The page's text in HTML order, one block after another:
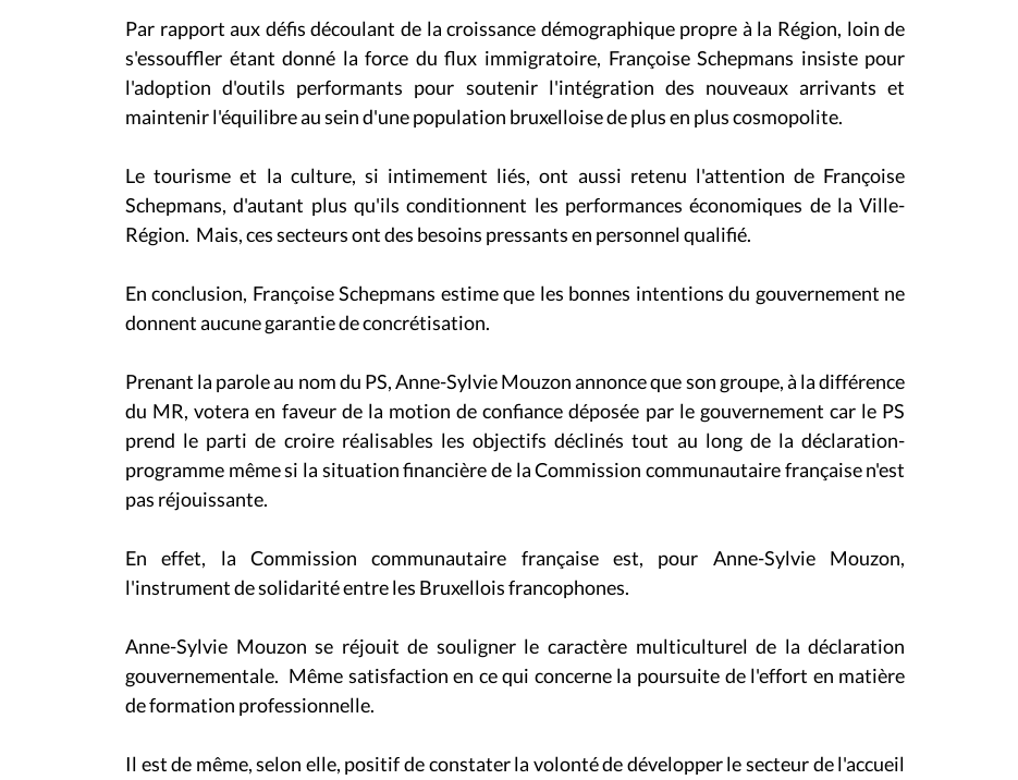
Par rapport aux défis découlant de la croissance démographique propre à la Région, loin de
s'essouffler étant donné la force du flux immigratoire, Françoise Schepmans insiste pour
l'adoption d'outils performants pour soutenir l'intégration des nouveaux arrivants et
maintenir l'équilibre au sein d'une population bruxelloise de plus en plus cosmopolite.
Le tourisme et la culture, si intimement liés, ont aussi retenu l'attention de Françoise
Schepmans, d'autant plus qu'ils conditionnent les performances économiques de la Ville-
Région. Mais, ces secteurs ont des besoins pressants en personnel qualifié.
En conclusion, Françoise Schepmans estime que les bonnes intentions du gouvernement ne
donnent aucune garantie de concrétisation.
Prenant la parole au nom du PS, Anne-Sylvie Mouzon annonce que son groupe, à la différence
du MR, votera en faveur de la motion de confiance déposée par le gouvernement car le PS
prend le parti de croire réalisables les objectifs déclinés tout au long de la déclaration-
programme même si la situation financière de la Commission communautaire française n'est
pas réjouissante.
En effet, la Commission communautaire française est, pour Anne-Sylvie Mouzon,
l'instrument de solidarité entre les Bruxellois francophones.
Anne-Sylvie Mouzon se réjouit de souligner le caractère multiculturel de la déclaration
gouvernementale. Même satisfaction en ce qui concerne la poursuite de l'effort en matière
de formation professionnelle.
Il est de même, selon elle, positif de constater la volonté de développer le secteur de l'accueil